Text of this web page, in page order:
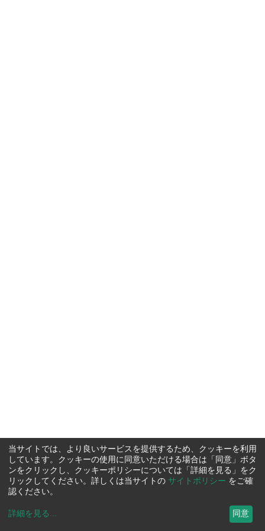
当サイトでは、より良いサービスを提供するため、クッキーを利用
しています。クッキーの使用に同意いただける場合は「同意」ボタ
ンをクリックし、クッキーポリシーについては「詳細を見る」をク
リックしてください。詳しくは当サイトの サイトポリシー をご確
認ください。
詳細を見る ... 同意